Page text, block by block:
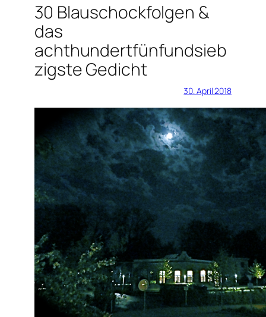
30 Blauschockfolgen &
das
achthundertfünfundsieb
zigste Gedicht
30. April 2018